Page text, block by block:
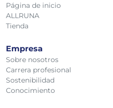
Página de inicio
ALLRUNA
Tienda
Empresa
Sobre nosotros
Carrera profesional
Sostenibilidad
Conocimiento